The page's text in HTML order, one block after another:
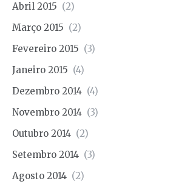
Abril 2015 (2)
Março 2015 (2)
Fevereiro 2015 (3)
Janeiro 2015 (4)
Dezembro 2014 (4)
Novembro 2014 (3)
Outubro 2014 (2)
Setembro 2014 (3)
Agosto 2014 (2)